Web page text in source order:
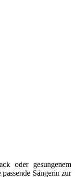
oder gesungenem
Sängerin zur